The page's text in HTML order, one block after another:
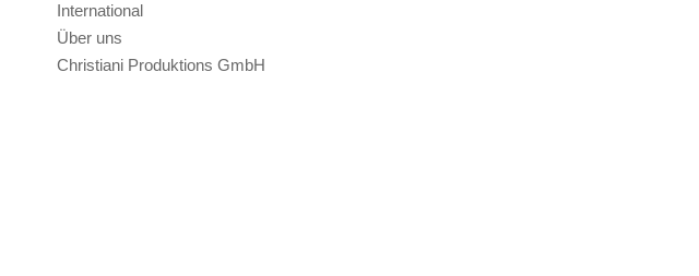
International
Über uns
Christiani Produktions GmbH